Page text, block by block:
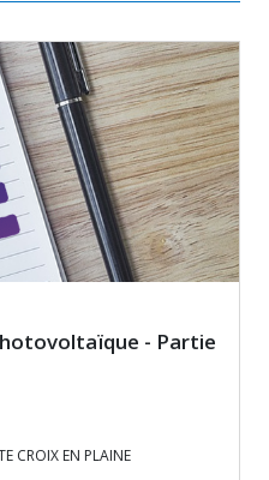
- Partie
CROIX EN PLAINE